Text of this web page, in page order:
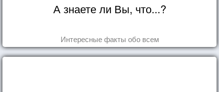
А знаете ли Вы, что...?
Интересные факты обо всем